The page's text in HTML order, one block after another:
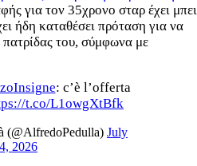
για τον 35χρονο σταρ έχει μπει
ήδη καταθέσει πρόταση για να
του, σύμφωνα με
: c’è l’offerta
t.co/L1owgXtBfk
(@AlfredoPedulla) July
4, 2026